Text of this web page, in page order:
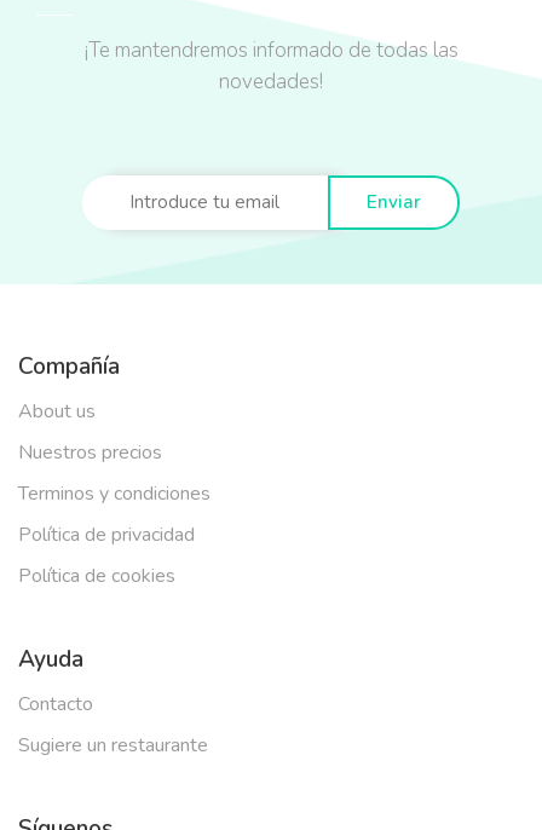
¡Te mantendremos informado de todas las
novedades!
Enviar
Compañía
About us
Nuestros precios
Terminos y condiciones
Política de privacidad
Política de cookies
Ayuda
Contacto
Sugiere un restaurante